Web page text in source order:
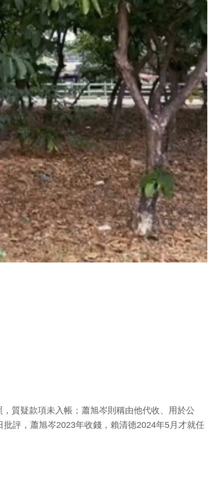
質疑款項未入帳；蕭旭岑則稱由他代收、用於公
評，蕭旭岑2023年收錢，賴清德2024年5月才就任